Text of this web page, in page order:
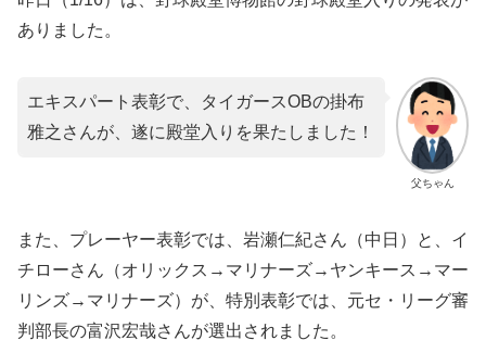
ありました。
父ちゃん
エキスパート表彰で、タイガースOBの掛布
雅之さんが、遂に殿堂入りを果たしました！
また、プレーヤー表彰では、岩瀬仁紀さん（中日）と、イ
チローさん（オリックス→マリナーズ→ヤンキース→マー
リンズ→マリナーズ）が、特別表彰では、元セ・リーグ審
判部長の富沢宏哉さんが選出されました。